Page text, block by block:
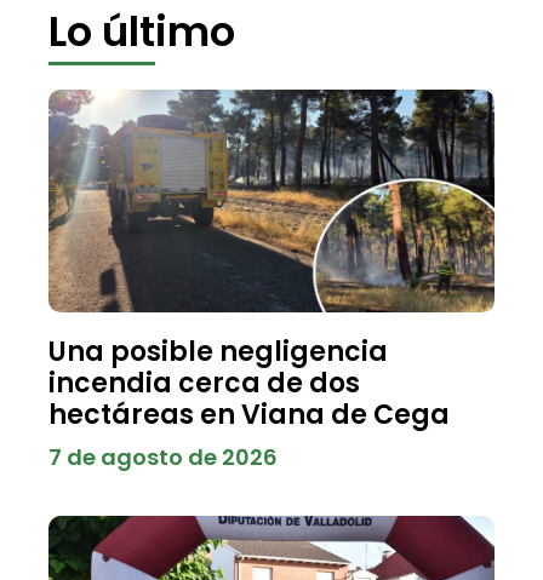
Lo último
Una posible negligencia
incendia cerca de dos
hectáreas en Viana de Cega
7 de agosto de 2026